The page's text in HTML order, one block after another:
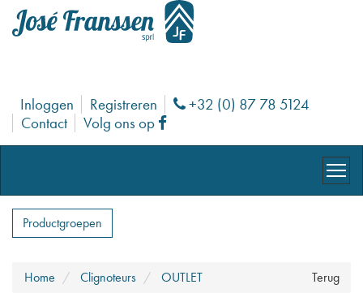
Inloggen Registreren Phone
+32 (0) 87 78 5124
Contact
Volg ons op Facebook
Productgroepen
Terug
Home Clignoteurs OUTLET